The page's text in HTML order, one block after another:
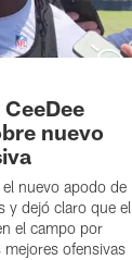
nuevo
nuevo apodo de
y dejó claro que el
el campo por
mejores ofensivas